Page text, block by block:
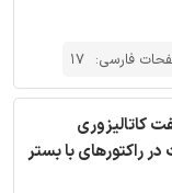
فارسی: 17
کاتالیزوری
راکتورهای با بستر